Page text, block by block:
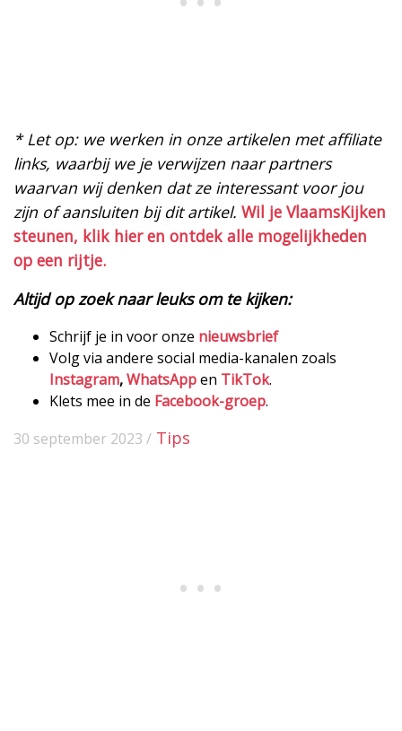
* Let op: we werken in onze artikelen met affiliate
links, waarbij we je verwijzen naar partners
waarvan wij denken dat ze interessant voor jou
zijn of aansluiten bij dit artikel. Wil je VlaamsKijken
steunen, klik hier en ontdek alle mogelijkheden
op een rijtje.
Altijd op zoek naar leuks om te kijken:
Schrijf je in voor onze nieuwsbrief
Volg via andere social media-kanalen zoals
Instagram,WhatsAppen TikTok.
Klets mee in de Facebook-groep.
30 september 2023 / Tips